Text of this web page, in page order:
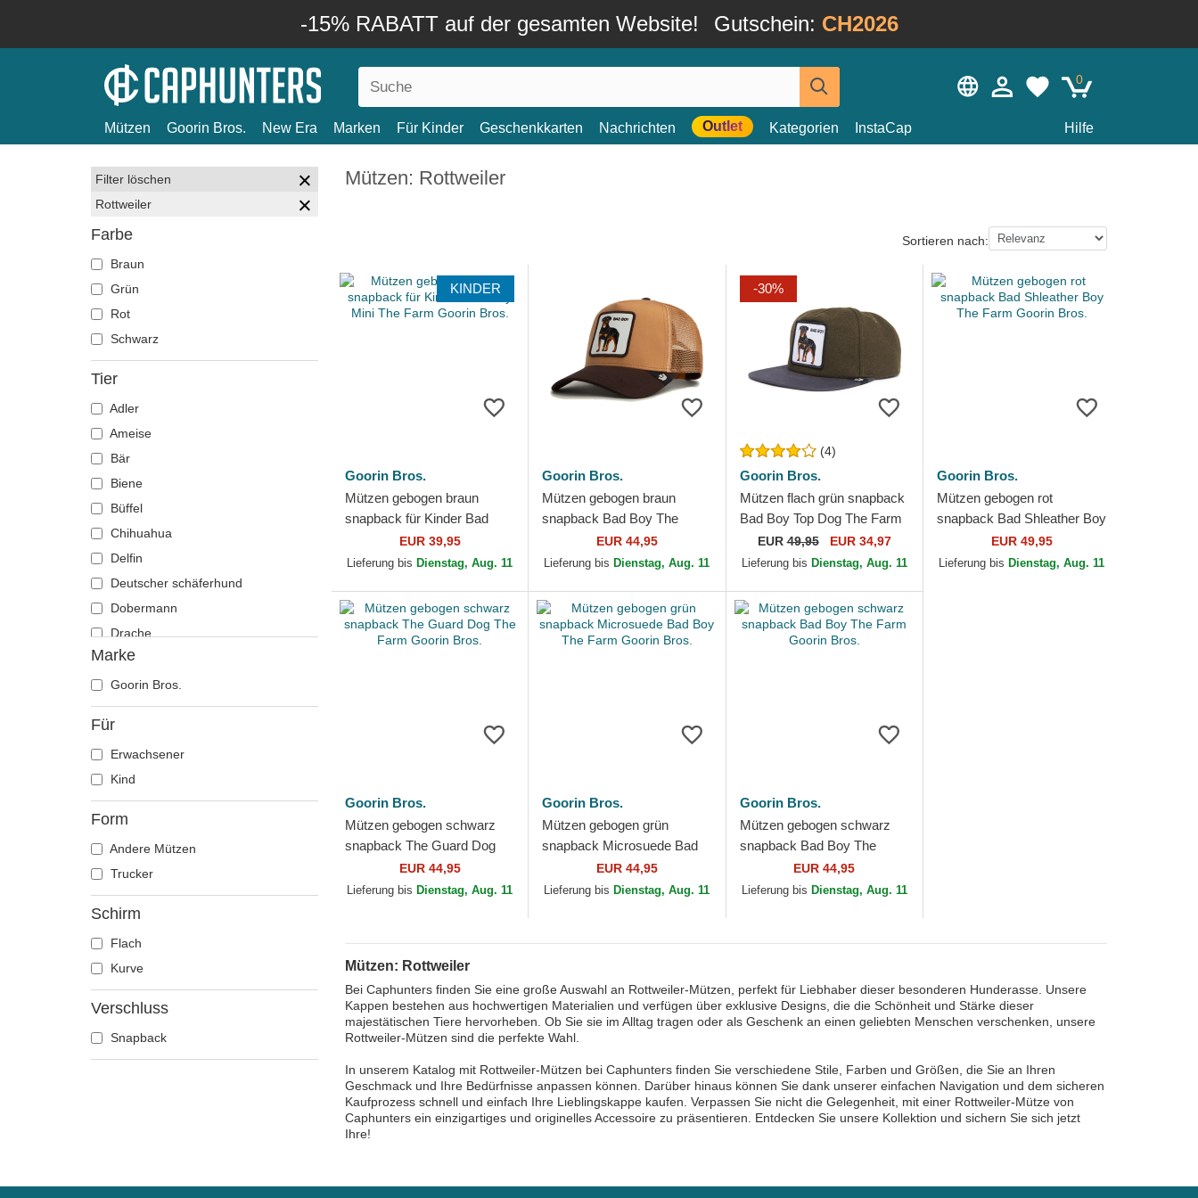
-15% RABATT auf der gesamten Website! Gutschein: CH2026
0
Mützen Goorin Bros. New Era Marken Für Kinder Geschenkkarten Nachrichten Outlet Kategorien InstaCap Hilfe
Filter löschen
Rottweiler
Farbe
Braun
Grün
Rot
Schwarz
Tier
Adler
Ameise
Bär
Biene
Büffel
Chihuahua
Delfin
Deutscher schäferhund
Dobermann
Drache
Eichhörnchen
Eidechse
Einhorn
Elch
Ente
Eule
Fuchs
Geier
Gepard
Hirsch
Hund
Katze
Marke
Goorin Bros.
Für
Erwachsener
Kind
Form
Andere Mützen
Trucker
Schirm
Flach
Kurve
Verschluss
Snapback
Mützen: Rottweiler
Sortieren nach:
KINDER
Goorin Bros.
Mützen gebogen braun
snapback für Kinder Bad
Boy Mini The Farm Goorin
Bros.
EUR 39,95
Lieferung bis Dienstag, Aug. 11
Goorin Bros.
Mützen gebogen braun
snapback Bad Boy The
Farm Goorin Bros.
EUR 44,95
Lieferung bis Dienstag, Aug. 11
-30%
(4)
Goorin Bros.
Mützen flach grün snapback
Bad Boy Top Dog The Farm
Flats The Farm Goorin Bros.
EUR49,95 EUR 34,97
Lieferung bis Dienstag, Aug. 11
Goorin Bros.
Mützen gebogen rot
snapback Bad Shleather Boy
The Farm Goorin Bros.
EUR 49,95
Lieferung bis Dienstag, Aug. 11
Goorin Bros.
Mützen gebogen schwarz
snapback The Guard Dog
The Farm Goorin Bros.
EUR 44,95
Lieferung bis Dienstag, Aug. 11
Goorin Bros.
Mützen gebogen grün
snapback Microsuede Bad
Boy The Farm Goorin Bros.
EUR 44,95
Lieferung bis Dienstag, Aug. 11
Goorin Bros.
Mützen gebogen schwarz
snapback Bad Boy The
Farm Goorin Bros.
EUR 44,95
Lieferung bis Dienstag, Aug. 11
Mützen: Rottweiler
Bei Caphunters finden Sie eine große Auswahl an Rottweiler-Mützen, perfekt für Liebhaber dieser besonderen Hunderasse. Unsere
Kappen bestehen aus hochwertigen Materialien und verfügen über exklusive Designs, die die Schönheit und Stärke dieser
majestätischen Tiere hervorheben. Ob Sie sie im Alltag tragen oder als Geschenk an einen geliebten Menschen verschenken, unsere
Rottweiler-Mützen sind die perfekte Wahl.
In unserem Katalog mit Rottweiler-Mützen bei Caphunters finden Sie verschiedene Stile, Farben und Größen, die Sie an Ihren
Geschmack und Ihre Bedürfnisse anpassen können. Darüber hinaus können Sie dank unserer einfachen Navigation und dem sicheren
Kaufprozess schnell und einfach Ihre Lieblingskappe kaufen. Verpassen Sie nicht die Gelegenheit, mit einer Rottweiler-Mütze von
Caphunters ein einzigartiges und originelles Accessoire zu präsentieren. Entdecken Sie unsere Kollektion und sichern Sie sich jetzt
Ihre!